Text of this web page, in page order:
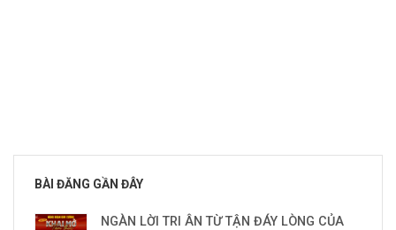
BÀI ĐĂNG GẦN ĐÂY
NGÀN LỜI TRI ÂN TỪ TẬN ĐÁY LÒNG CỦA